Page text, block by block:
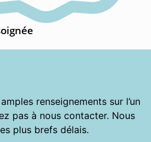
renseignements sur l’un
pas à nous contacter. Nous
plus brefs délais.